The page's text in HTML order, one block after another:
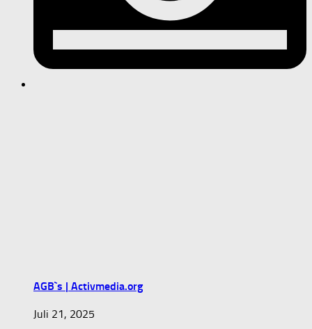
AGB`s | Activmedia.org
Juli 21, 2025